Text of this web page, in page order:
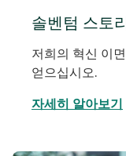
솔벤텀 스토
저희의 혁신 이
얻으십시오.
자세히 알아보기